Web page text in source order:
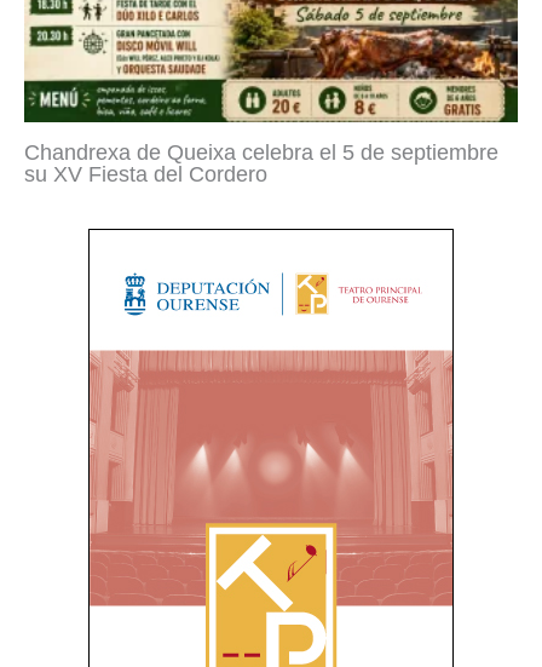
Chandrexa de Queixa celebra el 5 de septiembre
su XV Fiesta del Cordero